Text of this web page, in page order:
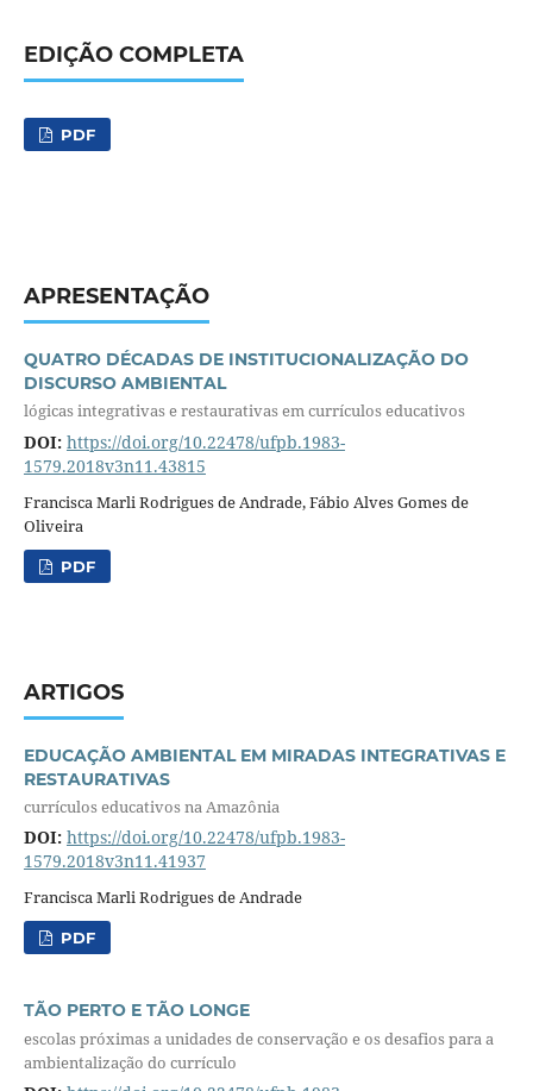
EDIÇÃO COMPLETA
PDF
APRESENTAÇÃO
QUATRO DÉCADAS DE INSTITUCIONALIZAÇÃO DO
DISCURSO AMBIENTAL
lógicas integrativas e restaurativas em currículos educativos
DOI: https://doi.org/10.22478/ufpb.1983-
1579.2018v3n11.43815
Francisca Marli Rodrigues de Andrade, Fábio Alves Gomes de
Oliveira
PDF
ARTIGOS
EDUCAÇÃO AMBIENTAL EM MIRADAS INTEGRATIVAS E
RESTAURATIVAS
currículos educativos na Amazônia
DOI: https://doi.org/10.22478/ufpb.1983-
1579.2018v3n11.41937
Francisca Marli Rodrigues de Andrade
PDF
TÃO PERTO E TÃO LONGE
escolas próximas a unidades de conservação e os desafios para a
ambientalização do currículo